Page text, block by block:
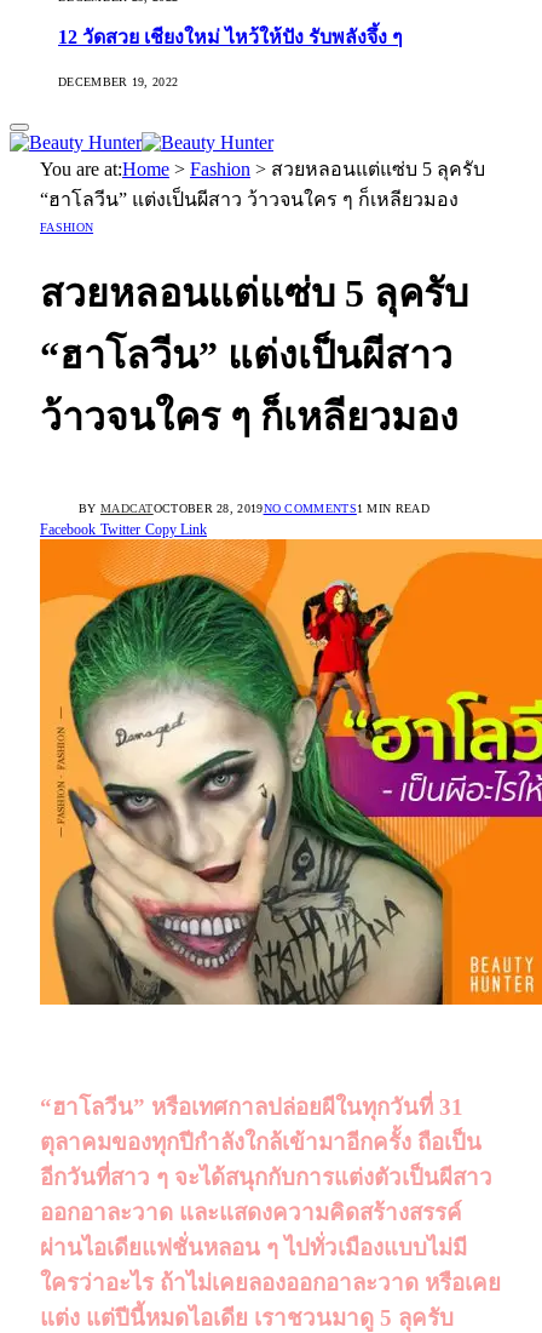
12 วัดสวย เชียงใหม่ ไหว้ให้ปัง รับพลังจึ้ง ๆ
DECEMBER 19, 2022
You are at:Home > Fashion > สวยหลอนแต่แซ่บ 5 ลุครับ
“ฮาโลวีน” แต่งเป็นผีสาว ว้าวจนใคร ๆ ก็เหลียวมอง
FASHION
สวยหลอนแต่แซ่บ 5 ลุครับ
“ฮาโลวีน” แต่งเป็นผีสาว
ว้าวจนใคร ๆ ก็เหลียวมอง
BY MADCATOCTOBER 28, 2019NO COMMENTS1 MIN READ
Facebook Twitter Copy Link
“ฮาโลวีน” หรือเทศกาลปล่อยผีในทุกวันที่ 31
ตุลาคมของทุกปีกำลังใกล้เข้ามาอีกครั้ง ถือเป็น
อีกวันที่สาว ๆ จะได้สนุกกับการแต่งตัวเป็นผีสาว
ออกอาละวาด และแสดงความคิดสร้างสรรค์
ผ่านไอเดียแฟชั่นหลอน ๆ ไปทั่วเมืองแบบไม่มี
ใครว่าอะไร ถ้าไม่เคยลองออกอาละวาด หรือเคย
แต่ง แต่ปีนี้หมดไอเดีย เราชวนมาดู 5 ลุครับ